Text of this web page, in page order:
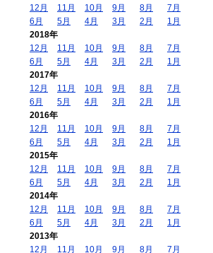
12月
11月 10月 9月 8月
7月
6月
5月 4月 3月 2月
1月
2018年
12月
11月 10月 9月 8月
7月
6月
5月 4月 3月 2月
1月
2017年
12月
11月 10月 9月 8月
7月
6月
5月 4月 3月 2月
1月
2016年
12月
11月 10月 9月 8月
7月
6月
5月 4月 3月 2月
1月
2015年
12月
11月 10月 9月 8月
7月
6月
5月 4月 3月 2月
1月
2014年
12月
11月 10月 9月 8月
7月
6月
5月 4月 3月 2月
1月
2013年
12月
11月 10月 9月 8月 7月